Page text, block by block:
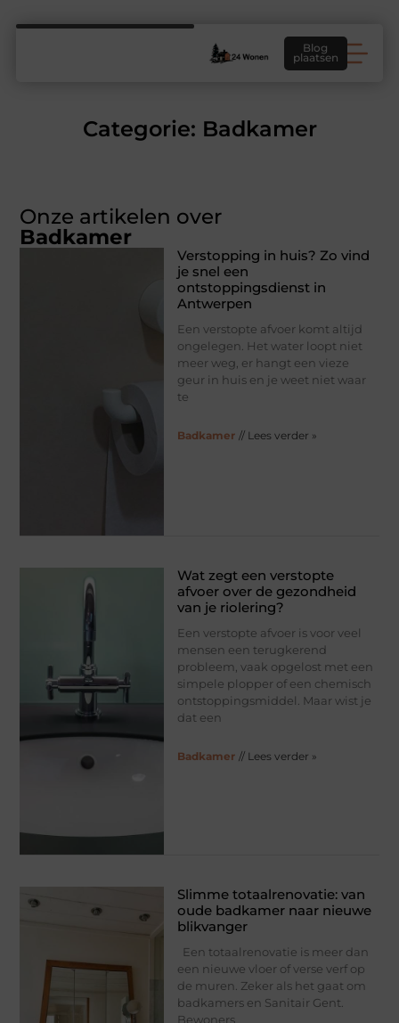
Blog
plaatsen
Categorie: Badkamer
Onze artikelen over
Badkamer
Verstopping in huis? Zo vind
je snel een
ontstoppingsdienst in
Antwerpen
Een verstopte afvoer komt altijd
ongelegen. Het water loopt niet
meer weg, er hangt een vieze
geur in huis en je weet niet waar
te
Badkamer // Lees verder »
Wat zegt een verstopte
afvoer over de gezondheid
van je riolering?
Een verstopte afvoer is voor veel
mensen een terugkerend
probleem, vaak opgelost met een
simpele plopper of een chemisch
ontstoppingsmiddel. Maar wist je
dat een
Badkamer // Lees verder »
Slimme totaalrenovatie: van
oude badkamer naar nieuwe
blikvanger
Een totaalrenovatie is meer dan
een nieuwe vloer of verse verf op
de muren. Zeker als het gaat om
badkamers en Sanitair Gent.
Bewoners